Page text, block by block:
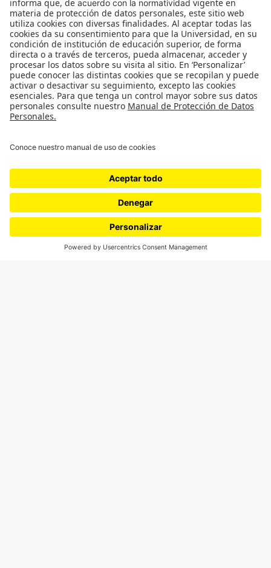
Género
Política
Cultura
Medio ambiente
Medios y periodismo
Ciudad
Movilización social
Podcasts
Ediciones especiales
Proyectos 070